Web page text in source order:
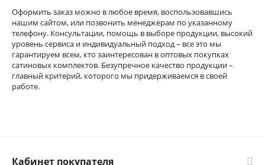
Оформить заказ можно в любое время, воспользовавшись
нашим сайтом, или позвонить менеджерам по указанному
телефону. Консультации, помощь в выборе продукции, высокий
уровень сервиса и индивидуальный подход – все это мы
гарантируем всем, кто заинтересован в оптовых покупках
сатиновых комплектов. Безупречное качество продукции –
главный критерий, которого мы придерживаемся в своей
работе.
Кабинет покупателя